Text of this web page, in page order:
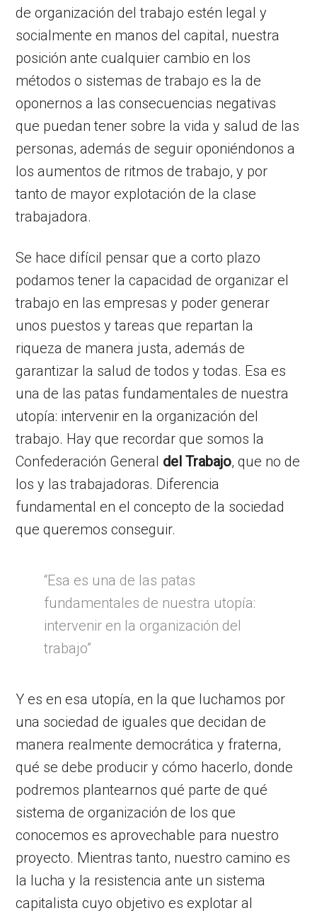
de organización del trabajo estén legal y
socialmente en manos del capital, nuestra
posición ante cualquier cambio en los
métodos o sistemas de trabajo es la de
oponernos a las consecuencias negativas
que puedan tener sobre la vida y salud de las
personas, además de seguir oponiéndonos a
los aumentos de ritmos de trabajo, y por
tanto de mayor explotación de la clase
trabajadora.
Se hace difícil pensar que a corto plazo
podamos tener la capacidad de organizar el
trabajo en las empresas y poder generar
unos puestos y tareas que repartan la
riqueza de manera justa, además de
garantizar la salud de todos y todas. Esa es
una de las patas fundamentales de nuestra
utopía: intervenir en la organización del
trabajo. Hay que recordar que somos la
Confederación General del Trabajo, que no de
los y las trabajadoras. Diferencia
fundamental en el concepto de la sociedad
que queremos conseguir.
“Esa es una de las patas
fundamentales de nuestra utopía:
intervenir en la organización del
trabajo”
Y es en esa utopía, en la que luchamos por
una sociedad de iguales que decidan de
manera realmente democrática y fraterna,
qué se debe producir y cómo hacerlo, donde
podremos plantearnos qué parte de qué
sistema de organización de los que
conocemos es aprovechable para nuestro
proyecto. Mientras tanto, nuestro camino es
la lucha y la resistencia ante un sistema
capitalista cuyo objetivo es explotar al